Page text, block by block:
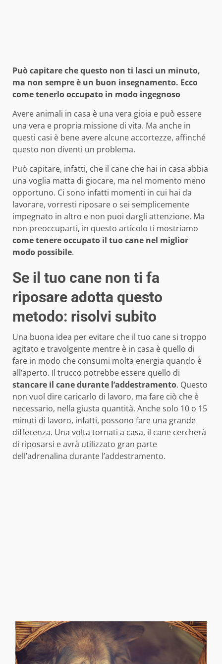
Può capitare che questo non ti lasci un minuto,
ma non sempre è un buon insegnamento. Ecco
come tenerlo occupato in modo ingegnoso
Avere animali in casa è una vera gioia e può essere
una vera e propria missione di vita. Ma anche in
questi casi è bene avere alcune accortezze, affinché
questo non diventi un problema.
Può capitare, infatti, che il cane che hai in casa abbia
una voglia matta di giocare, ma nel momento meno
opportuno. Ci sono infatti momenti in cui hai da
lavorare, vorresti riposare o sei semplicemente
impegnato in altro e non puoi dargli attenzione. Ma
non preoccuparti, in questo articolo ti mostriamo
come tenere occupato il tuo cane nel miglior
modo possibile.
Se il tuo cane non ti fa
riposare adotta questo
metodo: risolvi subito
Una buona idea per evitare che il tuo cane si troppo
agitato e travolgente mentre è in casa è quello di
fare in modo che consumi molta energia quando è
all’aperto. Il trucco potrebbe essere quello di
stancare il cane durante l’addestramento. Questo
non vuol dire caricarlo di lavoro, ma fare ciò che è
necessario, nella giusta quantità. Anche solo 10 o 15
minuti di lavoro, infatti, possono fare una grande
differenza. Una volta tornati a casa, il cane cercherà
di riposarsi e avrà utilizzato gran parte
dell’adrenalina durante l’addestramento.